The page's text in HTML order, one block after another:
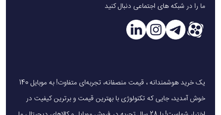
ما را در شبکه های اجتماعی دنبال کنید
یک خرید هوشمندانه ، قیمت منصفانه، تجربه‌ای متفاوت! به موبایل 140
خوش آمدید، جایی که تکنولوژی با بهترین قیمت و برترین کیفیت در